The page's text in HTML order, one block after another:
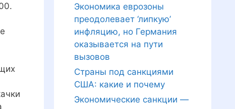
Экономика еврозоны
преодолевает ‘липкую’
инфляцию, но Германия
оказывается на пути
вызовов
Страны под санкциями
США: какие и почему
Экономические санкции —